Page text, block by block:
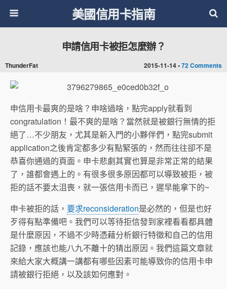
美國信用卡指南
2015-11-14 •72 Comments
申請信用卡被拒怎麼辦？
ThunderFat
申信用卡最爽的是啥？申啥過啥，點完apply就看到
congratulation！最不爽的是啥？當然就是被銀行無情的拒
絕了…不少朋友，尤其是新入門的小夥伴們，點完submit
application之後肯定都多少有點緊張的，然而往往卻不是
恭喜你通過的頁面。申卡悲劇其實也算是非常正常的結果
了，誰都會遇上的。有很多很多原因都可以導致被拒，被
拒的話不要太沮喪，就一張信用卡而已，遲早能拿下的~
申卡被拒的話， 要求reconsideration是必然的，但是也好
歹得有點準備吧。我們可以等待拒信發到家裡看看都具體
是什麼原因，不過不少時憑藉分析銀行特徵和自己的信用
記錄，應該也能八九不離十的猜出原因。我們這篇文章就
來給大家大概講一講都有哪些因素可能導致你的信用卡申
請被銀行拒絕，以及該如何應對。